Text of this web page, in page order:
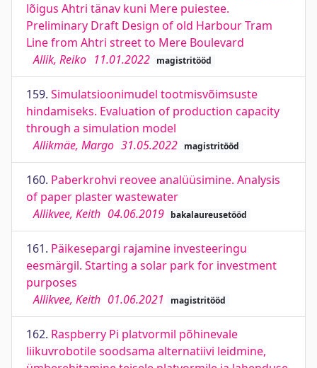
lõigus Ahtri tänav kuni Mere puiestee.
Preliminary Draft Design of old Harbour Tram
Line from Ahtri street to Mere Boulevard
Allik, Reiko 11.01.2022 magistritööd
159. Simulatsioonimudel tootmisvõimsuste
hindamiseks. Evaluation of production capacity
through a simulation model
Allikmäe, Margo 31.05.2022 magistritööd
160. Paberkrohvi reovee analüüsimine. Analysis
of paper plaster wastewater
Allikvee, Keith 04.06.2019 bakalaureusetööd
161. Päikesepargi rajamine investeeringu
eesmärgil. Starting a solar park for investment
purposes
Allikvee, Keith 01.06.2021 magistritööd
162. Raspberry Pi platvormil põhinevale
liikuvrobotile soodsama alternatiivi leidmine,